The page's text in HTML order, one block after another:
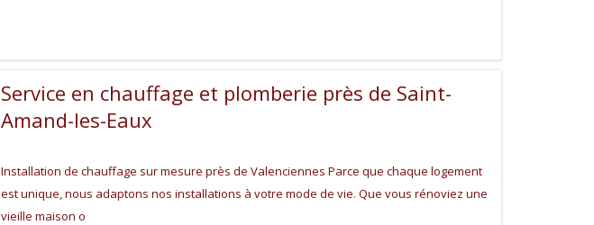
Service en chauffage et plomberie près de Saint-
Amand-les-Eaux
Installation de chauffage sur mesure près de Valenciennes Parce que chaque logement
est unique, nous adaptons nos installations à votre mode de vie. Que vous rénoviez une
vieille maison o